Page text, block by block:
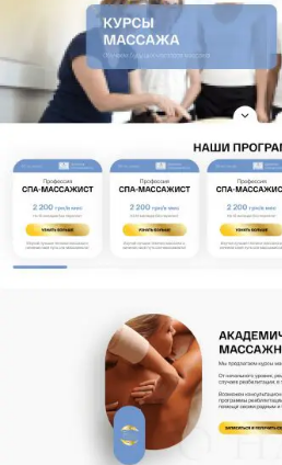
Додатково реалізовано зручну
панель для управління
оптимізацію та тестування
Результат
Створено сучасний
структурою та зручним
ефективно презентує
покращує взаємодію з
Технології
Структура проєкту (Mind
Figma (UX/UI дизайн)
HTML5
JavaScript
WordPress